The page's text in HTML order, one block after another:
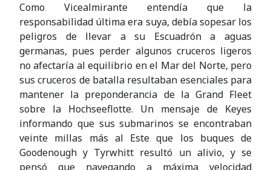
Como Vicealmirante entendía que la
responsabilidad última era suya, debía sopesar los
peligros de llevar a su Escuadrón a aguas
germanas, pues perder algunos cruceros ligeros
no afectaría al equilibrio en el Mar del Norte, pero
sus cruceros de batalla resultaban esenciales para
mantener la preponderancia de la Grand Fleet
sobre la Hochseeflotte. Un mensaje de Keyes
informando que sus submarinos se encontraban
veinte millas más al Este que los buques de
Goodenough y Tyrwhitt resultó un alivio, y se
pensó que navegando a máxima velocidad